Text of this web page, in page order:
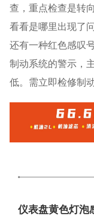
查，重点检查是转
看看是哪里出现了问
还有一种红色感叹
制动系统的警示，
低。需立即检修制
仪表盘黄色灯泡